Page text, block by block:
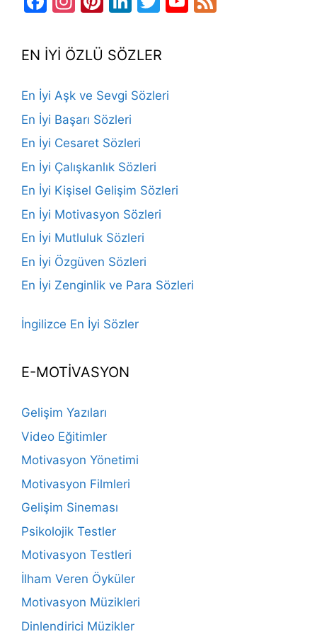
EN İYİ ÖZLÜ SÖZLER
En İyi Aşk ve Sevgi Sözleri
En İyi Başarı Sözleri
En İyi Cesaret Sözleri
En İyi Çalışkanlık Sözleri
En İyi Kişisel Gelişim Sözleri
En İyi Motivasyon Sözleri
En İyi Mutluluk Sözleri
En İyi Özgüven Sözleri
En İyi Zenginlik ve Para Sözleri
İngilizce En İyi Sözler
E-MOTİVASYON
Gelişim Yazıları
Video Eğitimler
Motivasyon Yönetimi
Motivasyon Filmleri
Gelişim Sineması
Psikolojik Testler
Motivasyon Testleri
İlham Veren Öyküler
Motivasyon Müzikleri
Dinlendirici Müzikler